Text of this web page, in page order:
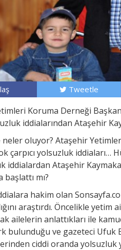
Tweetle
Koruma Derneği
iddialarından Ataşehir
neler oluyor? Ataşehir
çarpıcı yolsuzluk iddiaları…
iddialardan Ataşehir
mı?
hakim olan
araştırdı. Öncelikle
ailelerin anlattıkları ile
bulunduğu ve gazeteci Ufuk
ciddi oranda yolsuzluk